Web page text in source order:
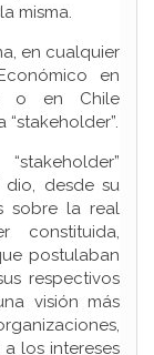
misma.
en cualquier
en
o en Chile
dio, desde su
sobre la real
constituida,
postulaban
respectivos
visión más
los intereses